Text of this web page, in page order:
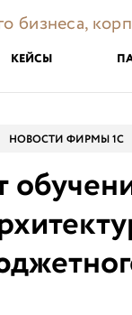
бизнеса,
КЕЙСЫ
НОВОСТИ ФИРМЫ 1С